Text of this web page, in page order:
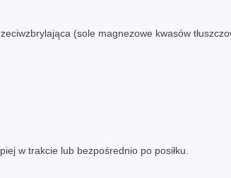
(sole magnezowe kwasów
w trakcie lub bezpośrednio po posiłku.